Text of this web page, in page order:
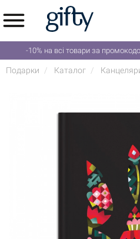
-10% на всі товари за
Подарки Каталог